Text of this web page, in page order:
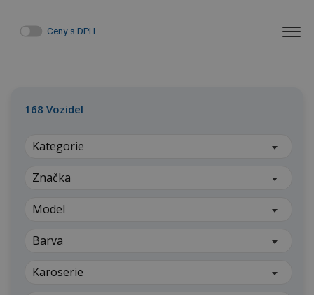
Ceny s DPH
168 Vozidel
Kategorie
Značka
Model
Barva
Karoserie